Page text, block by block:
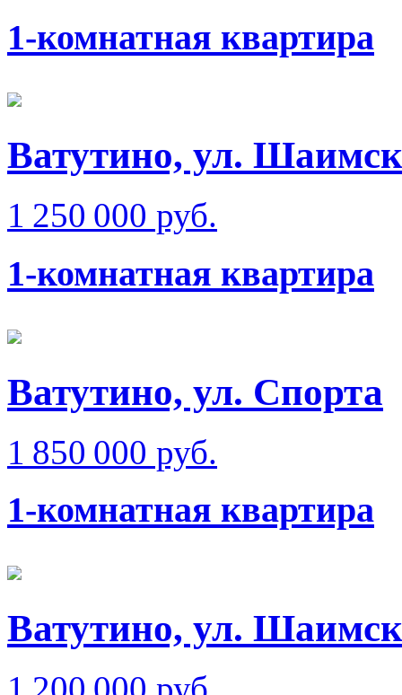
1-комнатная квартира
Ватутино, ул.
1 250 000 руб.
1-комнатная квартира
Ватутино, ул. Спорта
1 850 000 руб.
1-комнатная квартира
Ватутино, ул.